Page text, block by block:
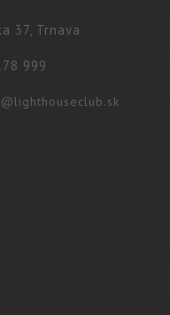
37, Trnava
999